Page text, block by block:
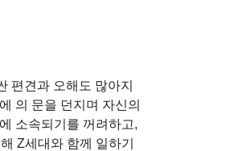
편견과 오해도 많아지
의 문을 던지며 자신의
소속되기를 꺼려하고,
Z세대와 함께 일하기